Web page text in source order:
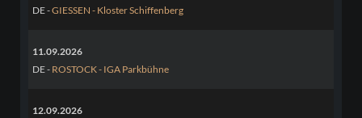
DE -GIESSEN - Kloster Schiffenberg
11.09.2026
DE - ROSTOCK - IGA Parkbühne
12.09.2026